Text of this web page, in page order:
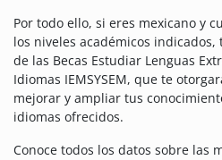
Por todo ello, si eres mexicano y
los niveles académicos
de las Becas Estudiar Lenguas
Idiomas IEMSYSEM, que te
mejorar y ampliar tus
idiomas ofrecidos.
Conoce todos los datos sobre las